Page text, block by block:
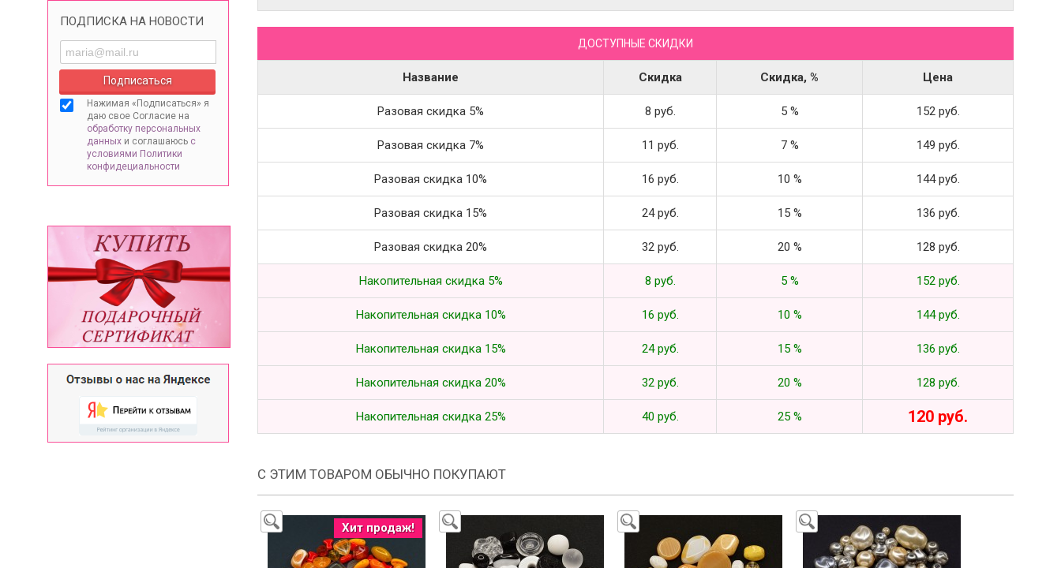
ПОДПИСКА НА НОВОСТИ
Нажимая «Подписаться» я
даю свое Согласие на
обработку персональных
данных и соглашаюсь с
условиями Политики
конфидециальности
ДОСТУПНЫЕ СКИДКИ
Название Скидка Скидка, % Цена
Разовая скидка 5% 8 руб. 5 % 152 руб.
Разовая скидка 7% 11 руб. 7 % 149 руб.
Разовая скидка 10% 16 руб. 10 % 144 руб.
Разовая скидка 15% 24 руб. 15 % 136 руб.
Разовая скидка 20% 32 руб. 20 % 128 руб.
Накопительная скидка 5% 8 руб. 5 % 152 руб.
Накопительная скидка 10% 16 руб. 10 % 144 руб.
Накопительная скидка 15% 24 руб. 15 % 136 руб.
Накопительная скидка 20% 32 руб. 20 % 128 руб.
Накопительная скидка 25% 40 руб. 25 % 120 руб.
С ЭТИМ ТОВАРОМ ОБЫЧНО ПОКУПАЮТ
Хит продаж!